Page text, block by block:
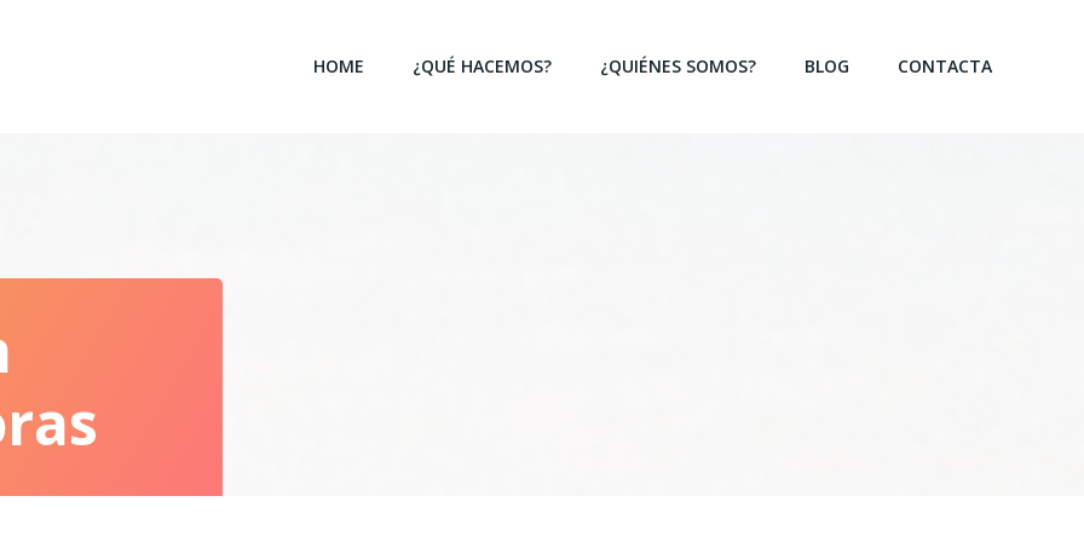
HOME ¿QUÉ HACEMOS? ¿QUIÉNES SOMOS? BLOG CONTACTA